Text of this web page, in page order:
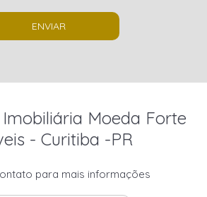
ENVIAR
Moeda Forte
- Curitiba -PR
para mais informações